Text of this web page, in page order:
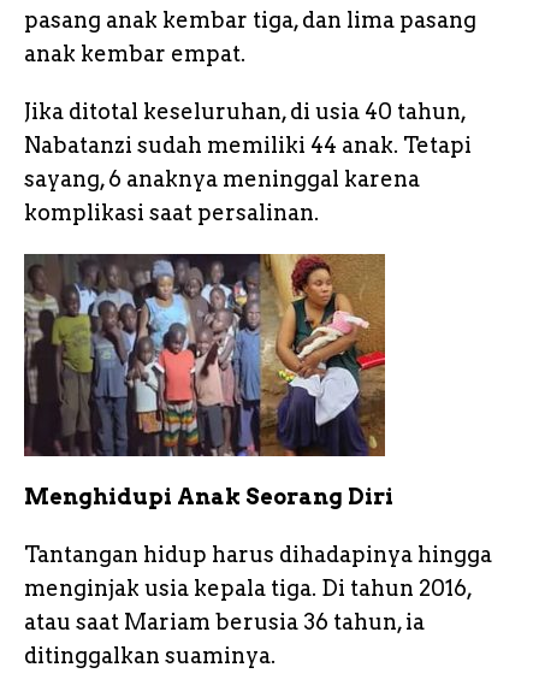
pasang anak kembar tiga, dan lima pasang
anak kembar empat.
Jika ditotal keseluruhan, di usia 40 tahun,
Nabatanzi sudah memiliki 44 anak. Tetapi
sayang, 6 anaknya meninggal karena
komplikasi saat persalinan.
Menghidupi Anak Seorang Diri
Tantangan hidup harus dihadapinya hingga
menginjak usia kepala tiga. Di tahun 2016,
atau saat Mariam berusia 36 tahun, ia
ditinggalkan suaminya.